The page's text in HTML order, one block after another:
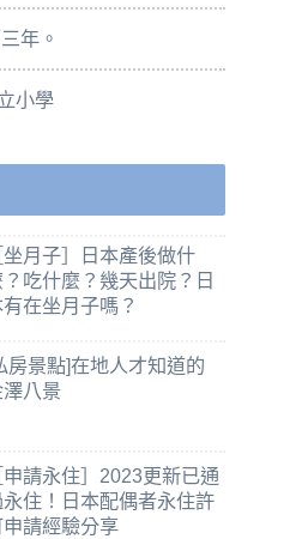
年。
小學
坐月子］日本產後做什
？吃什麼？幾天出院？日
有在坐月子嗎？
房景點]在地人才知道的
澤八景
申請永住］2023更新已通
永住！日本配偶者永住許
申請經驗分享